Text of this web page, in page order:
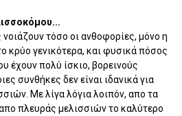
τόσο οι ανθοφορίες, μόνο η
κρύο γενικότερα, και φυσικά πόσος
έχουν πολύ ίσκιο, βορεινούς
συνθήκες δεν είναι ιδανικά για
Με λίγα λόγια λοιπόν, απο τα
πλευράς μελισσιών το καλύτερο